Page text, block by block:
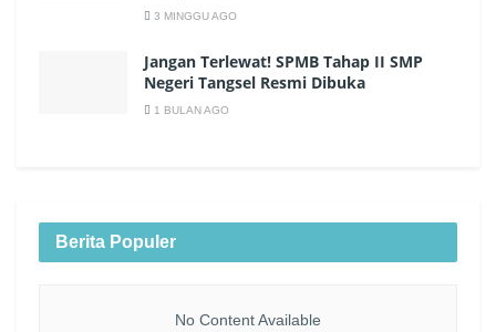
3 MINGGU AGO
Jangan Terlewat! SPMB Tahap II SMP
Negeri Tangsel Resmi Dibuka
1 BULAN AGO
Berita Populer
No Content Available